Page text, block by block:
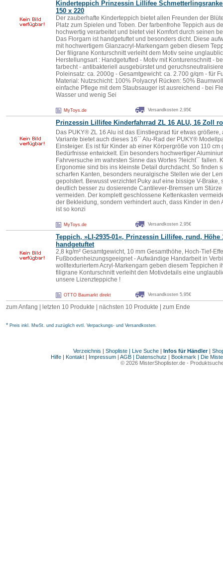
Kinderteppich Prinzessin Lillifee
150 x 220
Der zauberhafte Kinderteppich bietet allen Freunden der
Platz zum Spielen und Toben. Der farbenfrohe Teppich aus
hochwertig verarbeitet und bietet viel Komfort durch seinen
Das Florgarn ist handgetuftet und besonders dicht. Diese
mit hochwertigem Glanzacryl-Markengarn geben diesem
Der filigrane Konturschnitt verleiht dem Motiv seine
Herstellungsart : Handgetufted - Motiv mit Konturenschnitt -
farbecht - antibakteriell ausgebürstet und
Poleinsatz: ca. 2000g - Gesamtgewicht: ca. 2.700 g/qm - für
Material: Nutzschicht: 100% Polyacryl Rücken: 50%
einfache Pflege mit dem Staubsauger ist ausreichend - bei
Wasser und wenig Sei
MyToys.de Versandkosten 2,95€
Prinzessin Lillifee Kinderfahrrad ZL 16 ALU, 16 Zoll
Das PUKY® ZL 16 Alu ist das Einstiegsrad für etwas größere,
Variante bietet auch dieses 16´´ Alu-Rad der PUKY®
Einsteiger. Es ist für Kinder ab einer Körpergröße von 110
Bedürfnisse entwickelt. Ein besonders hochwertiger
Fahrversuche im wahrsten Sinne das Wortes ?leicht´´ fallen.
Ergonomie sind bis ins kleinste Detail durchdacht. So finden
scharfen Kanten, besonders neuralgische Stellen wie der
gepolstert. Bewusst verzichtet Puky auf eine bissige V-
deutlich besser zu dosierende Cantilever-Bremsen um
vermeiden. Der komplett geschlossene Kettenkasten
der Bekleidung, sondern verhindert auch, dass Kinder in den
ist so konzi
MyToys.de Versandkosten 2,95€
Teppich, »LI-2935-01«, Prinzessin Lillifee, rund, Höhe
handgetuftet
2,8 kg/m² Gesamtgewicht, 10 mm Gesamthöhe, Hoch-Tief-
Fußbodenheizungsgeeignet - Aufwändige Handarbeit in
wolltexturiertem Acryl-Markengarn geben diesem Teppichen
filigrane Konturschnitt verleiht den Motivdetails eine
unsere Lizenzteppiche !
OTTO Baumarkt direkt Versandkosten 5,95€
zum Anfang | letzten 10 Produkte | nächsten 10 Produkte zum Ende
* Preis inkl. MwSt. und zuzüglich evtl. Verpackungs- und Versandkosten.
Verzeichnis | Shopliste| Live Suche| Infos für Händler|
Hilfe | Kontakt | Impressum | AGB | Datenschutz | Bookmark | Die
© 2026 MisterShoplister.de-